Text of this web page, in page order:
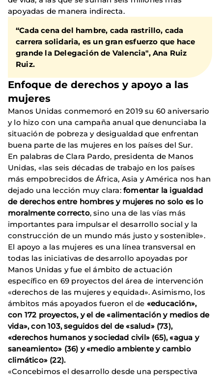
apoyadas de manera indirecta.
“Cada cena del hambre, cada rastrillo, cada
carrera solidaria, es un gran esfuerzo que hace
grande la Delegación de Valencia", Ana Ruiz
Ruiz.
Enfoque de derechos y apoyo a las
mujeres
Manos Unidas conmemoró en 2019 su 60 aniversario
y lo hizo con una campaña anual que denunciaba la
situación de pobreza y desigualdad que enfrentan
buena parte de las mujeres en los países del Sur.
En palabras de Clara Pardo, presidenta de Manos
Unidas, «las seis décadas de trabajo en los países
más empobrecidos de África, Asia y América nos han
dejado una lección muy clara: fomentar la igualdad
de derechos entre hombres y mujeres no solo es lo
moralmente correcto, sino una de las vías más
importantes para impulsar el desarrollo social y la
construcción de un mundo más justo y sostenible».
El apoyo a las mujeres es una línea transversal en
todas las iniciativas de desarrollo apoyadas por
Manos Unidas y fue el ámbito de actuación
específico en 69 proyectos del área de intervención
«derechos de las mujeres y equidad». Asimismo, los
ámbitos más apoyados fueron el de «educación»,
con 172 proyectos, y el de «alimentación y medios de
vida», con 103, seguidos del de «salud» (73),
«derechos humanos y sociedad civil» (65), «agua y
saneamiento» (36) y «medio ambiente y cambio
climático» (22).
«Concebimos el desarrollo desde una perspectiva